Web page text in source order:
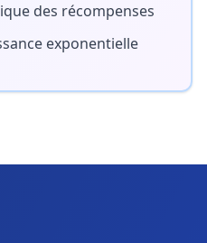
des récompenses
exponentielle